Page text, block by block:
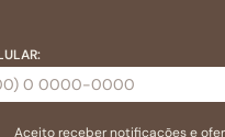
Aceito receber notificações e